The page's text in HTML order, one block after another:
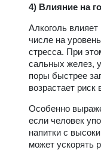
4) Влияние на
Алкоголь
числе на
стресса. При
сальных желез,
поры быстрее
возрастает риск
Особенно
если человек
напитки с
может ускорять